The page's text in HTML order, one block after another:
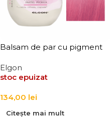
Balsam de par cu pigment
Elgon
stoc epuizat
134,00 lei
Citește mai mult